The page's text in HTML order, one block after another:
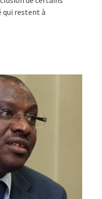
qui restent à